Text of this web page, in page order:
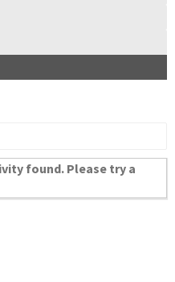
found. Please try a